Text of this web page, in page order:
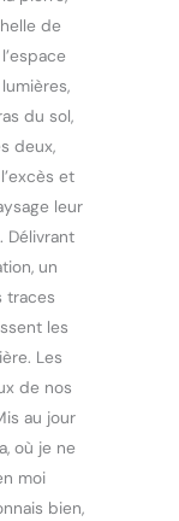
de
du sol,
deux,
et
leur
Délivrant
un
traces
les
Les
de nos
au jour
où je ne
moi
bien,